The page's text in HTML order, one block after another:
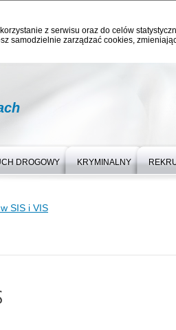
z serwisu oraz do celów
samodzielnie zarządzać cookies,
DROGOWY KRYMINALNY
SIS i VIS